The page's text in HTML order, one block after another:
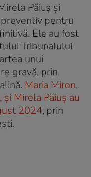
Păiuș și
pentru
Ele au fost
Tribunalului
unui
gravă, prin
Maria Miron,
şi Mirela Păiuş au
2024, prin